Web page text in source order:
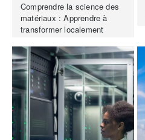
Comprendre la science des
matériaux : Apprendre à
transformer localement